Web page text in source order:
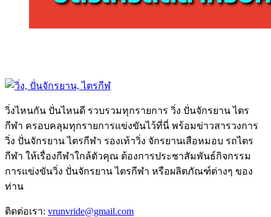
วิ่งไหนกัน ปั่นไหนดี รวบรวมทุกรายการ วิ่ง ปั่นจักรยาน ไตร
กีฬา ครอบคลุมทุกรายการแข่งขันไว้ที่นี่ พร้อมข่าวสารวงการ
วิ่ง ปั่นจักรยาน ไตรกีฬา รองเท้าวิ่ง จักรยานเสือหมอบ รถไตร
กีฬา ให้เรื่องกีฬาใกล้ตัวคุณ ต้องการประชาสัมพันธ์กิจกรรม
การแข่งขันวิ่ง ปั่นจักรยาน ไตรกีฬา หรือผลิตภัณฑ์ต่างๆ ของ
ท่าน
ติดต่อเรา: vrunvride@gmail.com